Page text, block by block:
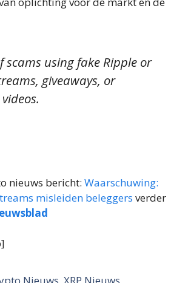
scams using fake Ripple or
giveaways, or
nieuws bericht: Waarschuwing:
misleiden beleggers verder